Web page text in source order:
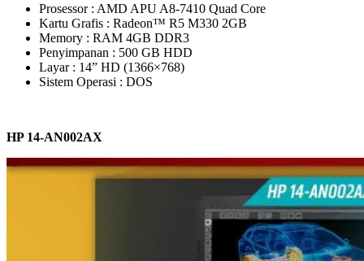
Prosessor : AMD APU A8-7410 Quad Core
Kartu Grafis : Radeon™ R5 M330 2GB
Memory : RAM 4GB DDR3
Penyimpanan : 500 GB HDD
Layar : 14” HD (1366×768)
Sistem Operasi : DOS
HP 14-AN002AX